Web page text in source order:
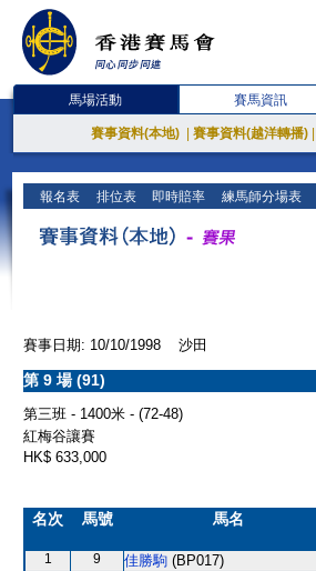
馬場活動 賽馬資訊
賽事資料(本地) 賽事資料(越洋轉播)
報名表 排位表 即時賠率 練馬師分場表
賽事日期: 10/10/1998 沙田
第 9 場 (91)
第三班 - 1400米 - (72-48)
紅梅谷讓賽
HK$ 633,000
名次 馬號 馬名
1 9 佳勝駒 (BP017)